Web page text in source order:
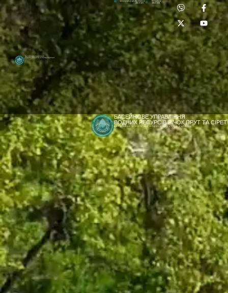
[newyear_garland]
Басейнове управління
водних ресурсів річок Прут та Сірет
Лабораторія:
(0372) 53-92-00
dpbuvr@dpbuvr.gov.uaПриймальня:
(0372) 51-14-56
БАСЕЙНОВЕ УПРАВЛІННЯ
ВОДНИХ РЕСУРСІВ РІЧОК ПРУТ ТА СІРЕТ
ДЕРЖАВНЕ АГЕНТСТВО ВОДНИХ РЕСУРСІВ УКРАЇНИ